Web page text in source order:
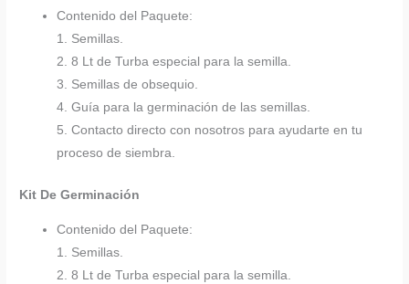
Contenido del Paquete:
1. Semillas.
2. 8 Lt de Turba especial para la semilla.
3. Semillas de obsequio.
4. Guía para la germinación de las semillas.
5. Contacto directo con nosotros para ayudarte en tu
proceso de siembra.
Kit De Germinación
Contenido del Paquete:
1. Semillas.
2. 8 Lt de Turba especial para la semilla.